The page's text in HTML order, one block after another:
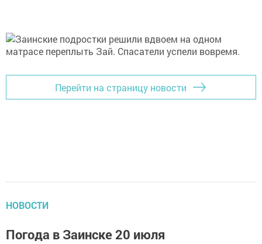
Перейти на страницу новости
НОВОСТИ
Погода в Заинске 20 июля